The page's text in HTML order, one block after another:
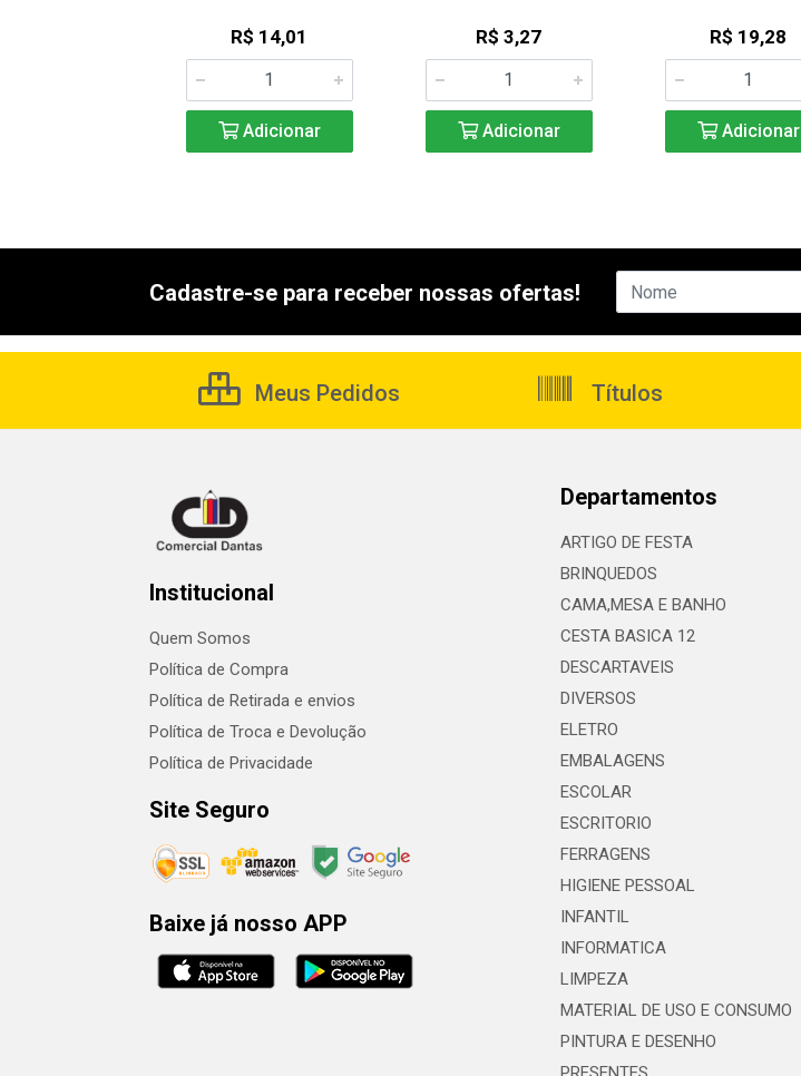
R$ 14,01
Adicionar
R$ 3,27
Adicionar
R$ 19,28
Adicionar
Cadastre-se para receber nossas ofertas!
Meus Pedidos Títulos
Institucional
Quem Somos
Política de Compra
Política de Retirada e envios
Política de Troca e Devolução
Política de Privacidade
Site Seguro
Baixe já nosso APP
Departamentos
ARTIGO DE FESTA
BRINQUEDOS
CAMA,MESA E BANHO
CESTA BASICA 12
DESCARTAVEIS
DIVERSOS
ELETRO
EMBALAGENS
ESCOLAR
ESCRITORIO
FERRAGENS
HIGIENE PESSOAL
INFANTIL
INFORMATICA
LIMPEZA
MATERIAL DE USO E CONSUMO
PINTURA E DESENHO